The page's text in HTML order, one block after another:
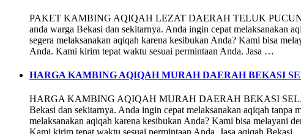
PAKET KAMBING AQIQAH LEZAT DAERAH TELUK
anda warga Bekasi dan sekitarnya. Anda ingin cepat melaksanakan
segera melaksanakan aqiqah karena kesibukan Anda? Kami bisa
Anda. Kami kirim tepat waktu sesuai permintaan Anda. Jasa …
HARGA KAMBING AQIQAH MURAH DAERAH BEKASI
HARGA KAMBING AQIQAH MURAH DAERAH BEKASI
Bekasi dan sekitarnya. Anda ingin cepat melaksanakan aqiqah tanpa
melaksanakan aqiqah karena kesibukan Anda? Kami bisa melayani